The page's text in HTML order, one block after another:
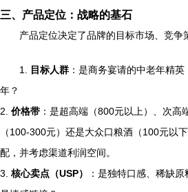
三、产品定位：战略的基石
产品定位决定了品牌的目标市场、竞争
1. 目标人群 ：是商务宴请的中老年精
年？
2. 价格带 ：是超高端（800元以上）、次
（100-300元）还是大众口粮酒（100元以
配，并考虑渠道利润空间。
3. 核心卖点（USP）
：是独特口感、稀缺